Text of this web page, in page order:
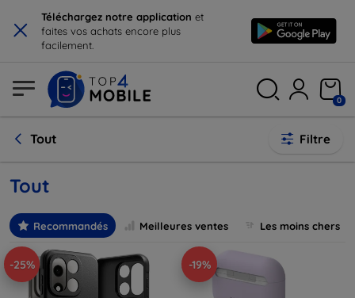
× Téléchargez notre application et
faites vos achats encore plus
facilement.
0
Tout Filtre
Tout
Recommandés Meilleures ventes Les moins chers
-25% -19%